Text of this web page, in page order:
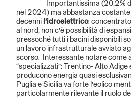
Importantissima (20,2%
nel 2024) ma abbastanza costante
decenni l’idroelettrico:
al nord, non c’è possibilità di
pressoché tutti i bacini disponibili
un lavoro infrastrutturale avviato
scorso. Interessante notare come
“specializzati”: Trentino- Alto Adige
producono energia quasi
Puglia e Sicilia va forte l’eolico
particolarmente rilevante il ruolo